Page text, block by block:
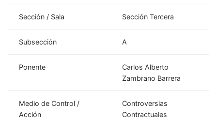
Sección / Sala Sección Tercera
Subsección A
Ponente
Carlos Alberto
Zambrano Barrera
Medio de Control /
Acción
Controversias
Contractuales